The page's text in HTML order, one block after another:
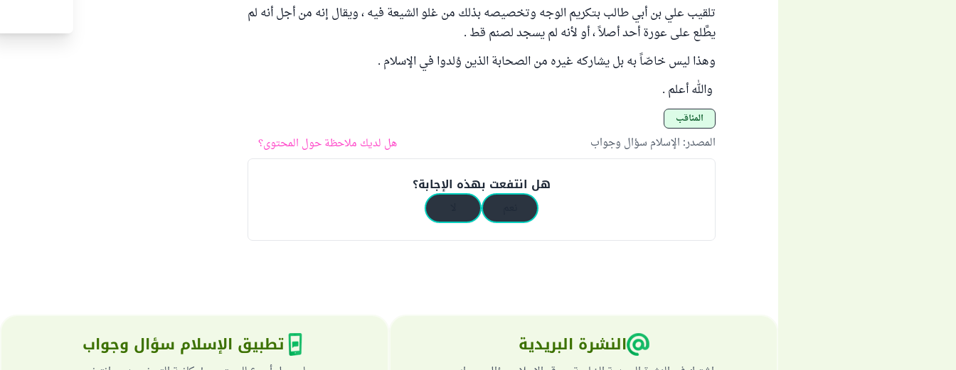
تلقيب علي بن أبي طالب بتكريم الوجه وتخصيصه بذلك من غلو الشيعة فيه ، ويقال إنه من أجل أنه لم
يطَّلع على عورة أحد أصلاً ، أو لأنه لم يسجد لصنم قط .
وهذا ليس خاصّاً به بل يشاركه غيره من الصحابة الذين وُلدوا في الإسلام .
والله أعلم .
المناقب
المصدر: الإسلام سؤال وجواب هل لديك ملاحظة حول المحتوى؟
هل انتفعت بهذه الإجابة؟
النشرة البريدية تطبيق الإسلام سؤال وجواب